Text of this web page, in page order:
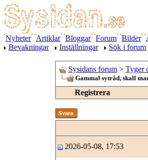
Nyheter Artiklar Bloggar Forum Bilder
Bevakningar
Inställningar Sök i forum
Sysidans forum > Tyger
Gammal sytråd, skall
Registrera
2026-05-08, 17:53